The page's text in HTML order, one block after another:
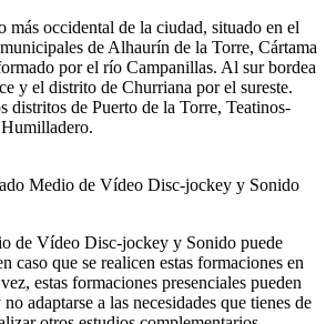
más occidental de la ciudad, situado en el
de Alhaurín de la Torre, Cártama
por el río Campanillas. Al sur bordea
y el distrito de Churriana por el sureste.
distritos de Puerto de la Torre, Teatinos-
Medio de Vídeo Disc-jockey y Sonido
de Vídeo Disc-jockey y Sonido puede
caso que se realicen estas formaciones en
estas formaciones presenciales pueden
adaptarse a las necesidades que tienes de